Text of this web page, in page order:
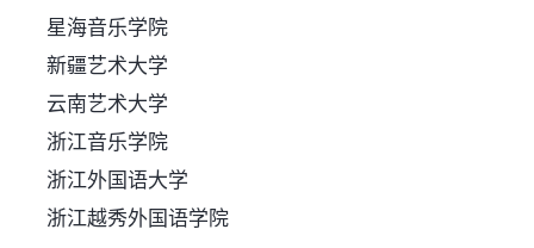
星海音乐学院
新疆艺术大学
云南艺术大学
浙江音乐学院
浙江外国语大学
浙江越秀外国语学院